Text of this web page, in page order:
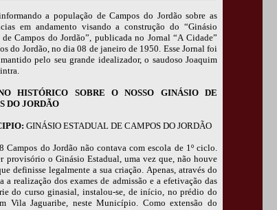
a população de Campos do Jordão sobre as
em andamento visando a construção do “Ginásio
de Campos do Jordão”, publicada no Jornal “A Cidade”
do Jordão, no dia 08 de janeiro de 1950. Esse Jornal foi
pelo seu grande idealizador, o saudoso Joaquim
HISTÓRICO SOBRE O NOSSO GINÁSIO DE
DO JORDÃO
GINÁSIO ESTADUAL DE CAMPOS DO JORDÃO
Campos do Jordão não contava com escola de 1º ciclo.
provisório o Ginásio Estadual, uma vez que, não houve
definisse legalmente a sua criação. Apenas, através do
realização dos exames de admissão e a efetivação das
do curso ginasial, instalou-se, de início, no prédio do
Vila Jaguaribe, neste Município. Como extensão do